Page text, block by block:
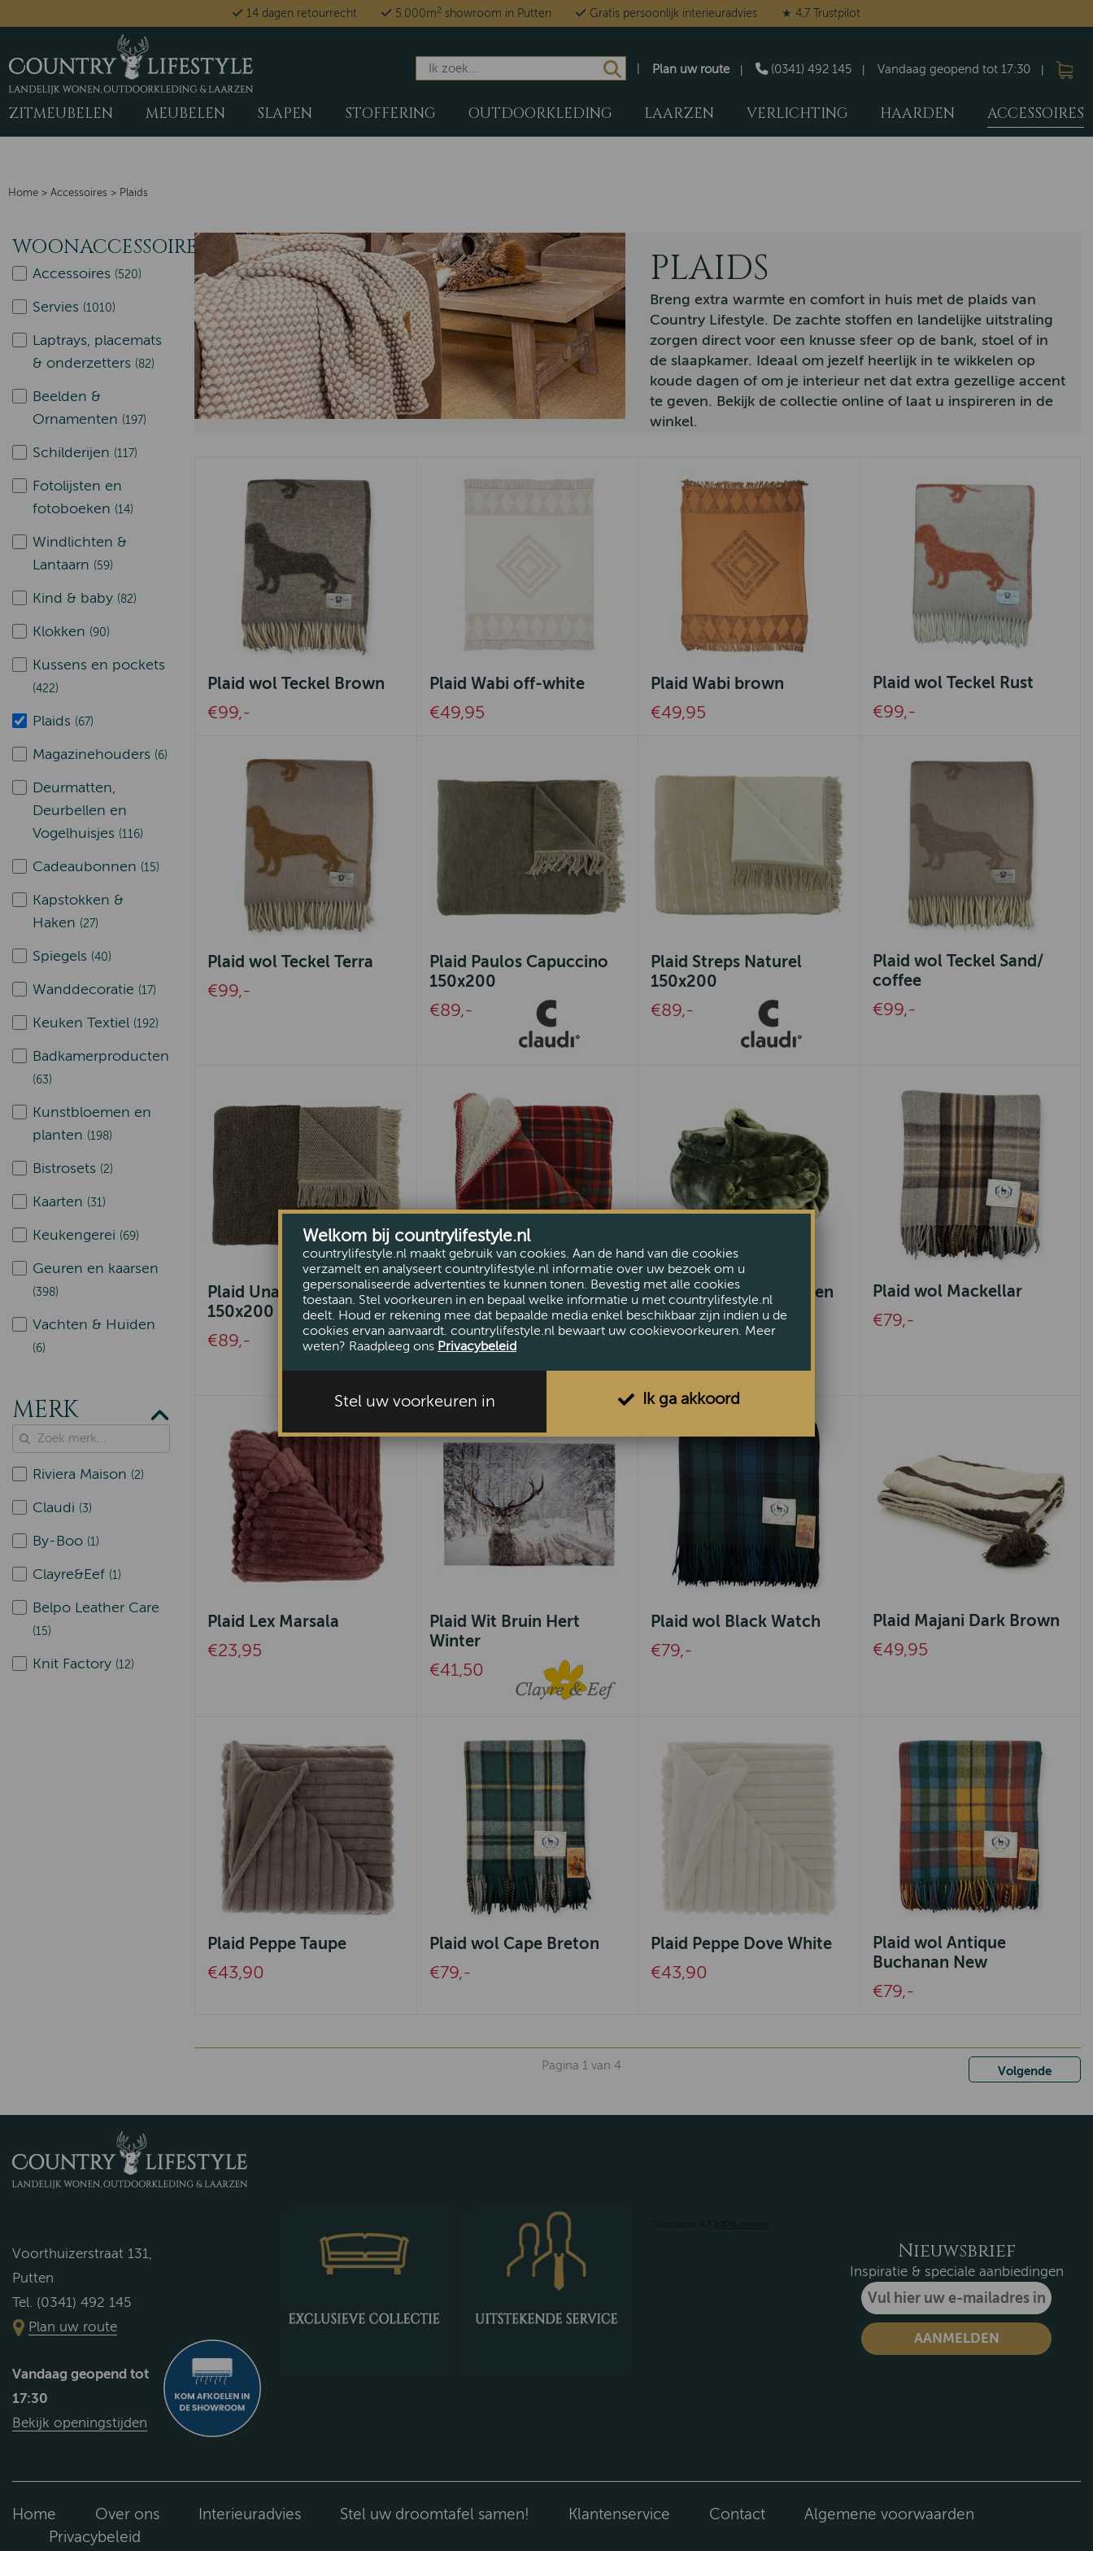
window.dataLayer = window.dataLayer || []; function gtag() { dataLayer.push(arguments); } gtag('consent', 'default', { 'ad_storage': 'denied', 'ad_user_data': 'denied', 'ad_personalization': 'denied', 'analytics_storage': 'denied', 'security_storage': 'denied',
'functionality_storage': 'denied', 'personalization_storage': 'denied' });14 dagen retourrecht 5.000m2 showroom in Putten Gratis persoonlijk interieuradvies ★ 4,7 Trustpilot
Vandaag geopend tot 17:30
(0341) 492 145
Plan uw route
ZITMEUBELEN MEUBELEN SLAPEN STOFFERING OUTDOORKLEDING LAARZEN VERLICHTING HAARDEN ACCESSOIRES
Home > Accessoires > Plaids
WOONACCESSOIRES
Accessoires (520)
Servies (1010)
Laptrays, placemats
& onderzetters (82)
Beelden &
Ornamenten (197)
Schilderijen (117)
Fotolijsten en
fotoboeken (14)
Windlichten &
Lantaarn (59)
Kind & baby (82)
Klokken (90)
Kussens en pockets
(422)
Plaids (67)
Magazinehouders (6)
Deurmatten,
Deurbellen en
Vogelhuisjes (116)
Cadeaubonnen (15)
Kapstokken &
Haken (27)
Spiegels (40)
Wanddecoratie (17)
Keuken Textiel (192)
Badkamerproducten
(63)
Kunstbloemen en
planten (198)
Bistrosets (2)
Kaarten (31)
Keukengerei (69)
Geuren en kaarsen
(398)
Vachten & Huiden
(6)
MERK
Riviera Maison (2)
Claudi (3)
By-Boo (1)
Clayre&Eef (1)
Belpo Leather Care
(15)
Knit Factory (12)
PLAIDS
Breng extra warmte en comfort in huis met de plaids van
Country Lifestyle. De zachte stoffen en landelijke uitstraling
zorgen direct voor een knusse sfeer op de bank, stoel of in
de slaapkamer. Ideaal om jezelf heerlijk in te wikkelen op
koude dagen of om je interieur net dat extra gezellige accent
te geven. Bekijk de collectie online of laat u inspireren in de
winkel.
Plaid wol Teckel Brown
€99,-
Plaid Wabi off-white
€49,95
Plaid Wabi brown
€49,95
Plaid wol Teckel Rust
€99,-
Plaid wol Teckel Terra
€99,-
Plaid Paulos Capuccino
150x200
€89,-
Plaid Streps Naturel
150x200
€89,-
Plaid wol Teckel Sand/
coffee
€99,-
Plaid Unami Chocolate
150x200
€89,-
Plaid James Ruit
€28,95
Plaid Silke Winter Green
€39,50
Plaid wol Mackellar
€79,-
Plaid Lex Marsala
€23,95
Plaid Wit Bruin Hert
Winter
€41,50
Plaid wol Black Watch
€79,-
Plaid Majani Dark Brown
€49,95
Plaid Peppe Taupe
€43,90
Plaid wol Cape Breton
€79,-
Plaid Peppe Dove White
€43,90
Plaid wol Antique
Buchanan New
€79,-
Pagina 1 van 4 Volgende
Voorthuizerstraat 131,
Putten
Tel. (0341) 492 145
Plan uw route
Vandaag geopend tot
17:30
Bekijk openingstijden
Nieuwsbrief
Inspiratie & speciale aanbiedingen
Home Over ons Interieuradvies Stel uw droomtafel samen! Klantenservice Contact
Algemene voorwaarden
Privacybeleid
Welkom bij countrylifestyle.nl
countrylifestyle.nl maakt gebruik van cookies. Aan de hand van die cookies
verzamelt en analyseert countrylifestyle.nl informatie over uw bezoek om u
gepersonaliseerde advertenties te kunnen tonen. Bevestig met alle cookies
toestaan. Stel voorkeuren in en bepaal welke informatie u met countrylifestyle.nl
deelt. Houd er rekening mee dat bepaalde media enkel beschikbaar zijn indien u de
cookies ervan aanvaardt. countrylifestyle.nl bewaart uw cookievoorkeuren. Meer
weten? Raadpleeg ons Privacybeleid
Stel uw voorkeuren in Ik ga akkoord